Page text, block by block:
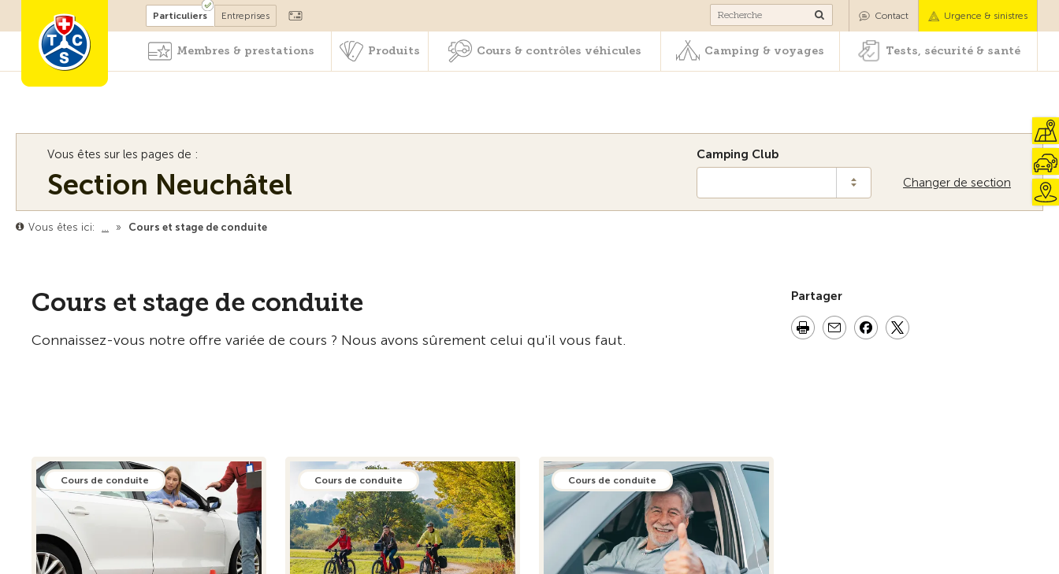
Devenir membre Camping & voyages Tests, sécurité & santé
Particuliers Entreprises Contact Urgence & sinistres
Membres & prestations Produits Cours & contrôles véhicules Camping & voyages Tests, sécurité & santé
Vous êtes sur les pages de :
Section Neuchâtel Changer de section
Camping Club
Vous êtes ici: … » Cours et stage de conduite
Cours et stage de conduite
Connaissez-vous notre offre variée de cours ? Nous avons sûrement celui qu'il vous faut.
Partager
Cours de conduite Cours de conduite Cours de conduite